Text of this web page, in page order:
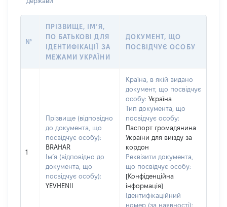
№
ПРІЗВИЩЕ, ІМ’Я,
ПО БАТЬКОВІ ДЛЯ
ІДЕНТИФІКАЦІЇ ЗА
МЕЖАМИ УКРАЇНИ
ДОКУМЕНТ, ЩО
ПОСВІДЧУЄ ОСОБУ
1
Прізвище (відповідно
до документа, що
посвідчує особу):
BRAHAR
Ім’я (відповідно до
документа, що
посвідчує особу):
YEVHENII
Країна, в якій видано
документ, що посвідчує
особу: Україна
Тип документа, що
посвідчує особу:
Паспорт громадянина
України для виїзду за
кордон
Реквізити документа,
що посвідчує особу:
[Конфіденційна
інформація]
Ідентифікаційний
номер (за наявності):